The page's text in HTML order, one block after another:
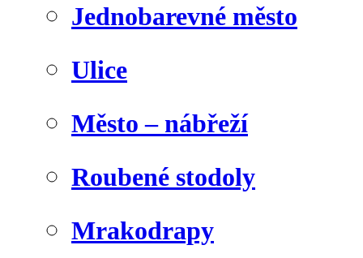
Jednobarevné město
Ulice
Město – nábřeží
Roubené stodoly
Mrakodrapy